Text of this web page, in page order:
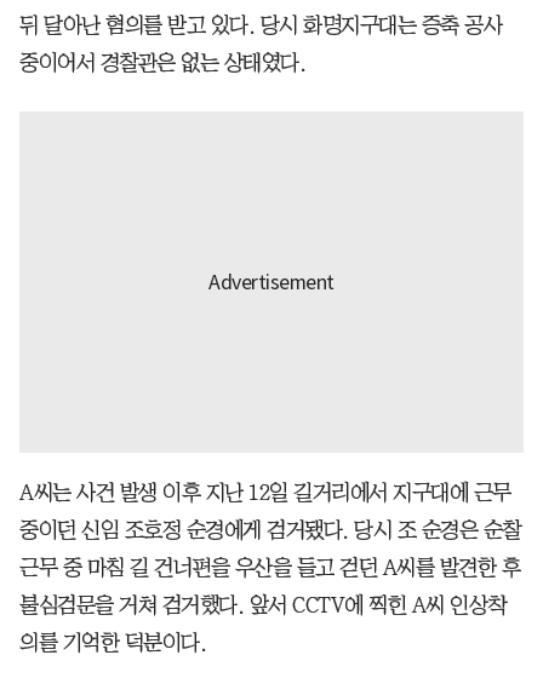
뒤 달아난 혐의를 받고 있다. 당시 화명지구대는 증축 공사
중이어서 경찰관은 없는 상태였다.
A씨는 사건 발생 이후 지난 12일 길거리에서 지구대에 근무
중이던 신임 조호정 순경에게 검거됐다. 당시 조 순경은 순찰
근무 중 마침 길 건너편을 우산을 들고 걷던 A씨를 발견한 후
불심검문을 거쳐 검거했다. 앞서 CCTV에 찍힌 A씨 인상착
의를 기억한 덕분이다.